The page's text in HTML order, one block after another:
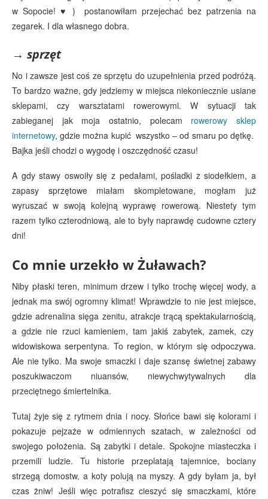
w Sopocie! ♥ ) postanowiłam przejechać bez patrzenia na
zegarek. I dla własnego dobra.
→ sprzęt
No i zawsze jest coś ze sprzętu do uzupełnienia przed podróżą.
To bardzo ważne, gdy jedziemy w miejsca niekoniecznie usiane
sklepami, czy warsztatami rowerowymi. W sytuacji tak
zabieganej jak moja ostatnio, polecam rowerowy sklep
internetowy, gdzie można kupić wszystko – od smaru po dętkę.
Bajka jeśli chodzi o wygodę i oszczędność czasu!
A gdy stawy oswoiły się z pedałami, pośladki z siodełkiem, a
zapasy sprzętowe miałam skompletowane, mogłam już
wyruszać w swoją kolejną wyprawę rowerową. Niestety tym
razem tylko czterodniową, ale to były naprawdę cudowne cztery
dni!
Co mnie urzekło w Żuławach?
Niby płaski teren, minimum drzew i tylko trochę więcej wody, a
jednak ma swój ogromny klimat! Wprawdzie to nie jest miejsce,
gdzie adrenalina sięga zenitu, atrakcje trącą spektakularnością,
a gdzie nie rzuci kamieniem, tam jakiś zabytek, zamek, czy
widowiskowa serpentyna. To region, w którym się odpoczywa.
Ale nie tylko. Ma swoje smaczki i daje szansę świetnej zabawy
poszukiwaczom niuansów, niewychwytywalnych dla
przeciętnego śmiertelnika.
Tutaj żyje się z rytmem dnia i nocy. Słońce bawi się kolorami i
pokazuje pejzaże w odmiennych szatach, w zależności od
swojego położenia. Są zabytki i detale. Spokojne miasteczka i
przemili ludzie. Tu historie przeplatają tajemnice, bociany
strzegą domostw, a koty polują na myszy. A gdy byłam ja, był
czas żniw! Jeśli więc potrafisz cieszyć się smaczkami, które